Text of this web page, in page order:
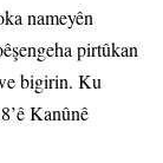
nameyên
pirtûkan
bigirin. Ku
Kanûnê